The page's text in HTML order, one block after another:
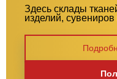
Здесь склады
изделий,